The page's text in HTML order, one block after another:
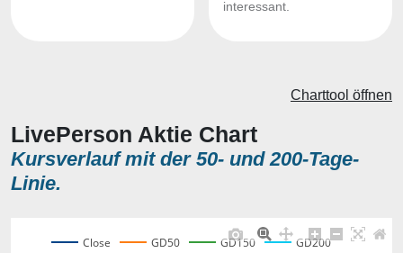
interessant.
LivePerson Aktie Chart
Kursverlauf mit der 50- und 200-Tage-
Linie.
Charttool öffnen
Close GD50 GD150 GD200